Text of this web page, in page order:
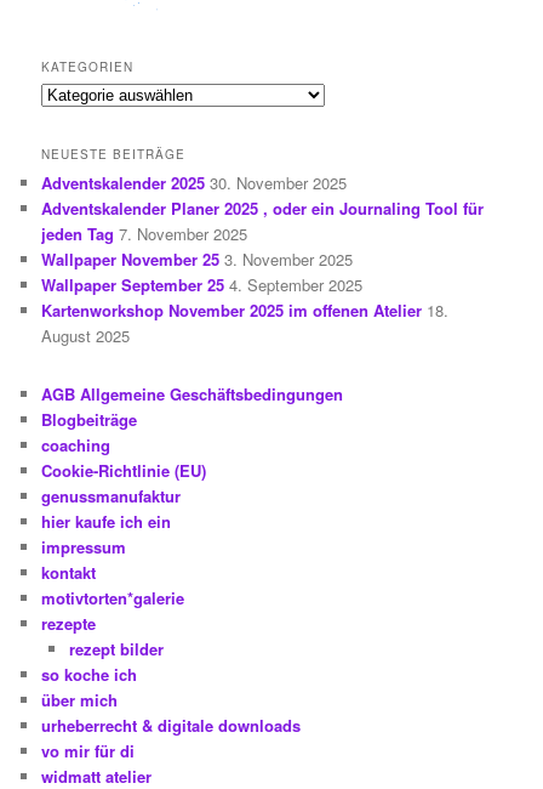
KATEGORIEN
Kategorien
NEUESTE BEITRÄGE
Adventskalender 2025 30. November 2025
Adventskalender Planer 2025 , oder ein Journaling Tool für
jeden Tag 7. November 2025
Wallpaper November 25 3. November 2025
Wallpaper September 25 4. September 2025
Kartenworkshop November 2025 im offenen Atelier 18.
August 2025
AGB Allgemeine Geschäftsbedingungen
Blogbeiträge
coaching
Cookie-Richtlinie (EU)
genussmanufaktur
hier kaufe ich ein
impressum
kontakt
motivtorten*galerie
rezepte
rezept bilder
so koche ich
über mich
urheberrecht & digitale downloads
vo mir für di
widmatt atelier